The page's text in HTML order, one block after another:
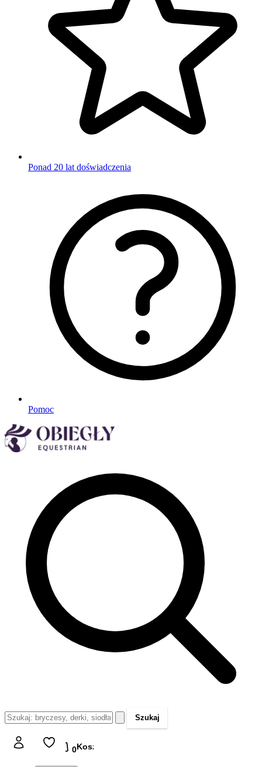
Ponad 20 lat doświadczenia
Pomoc
Szukaj
Koszyk 0Koszyk